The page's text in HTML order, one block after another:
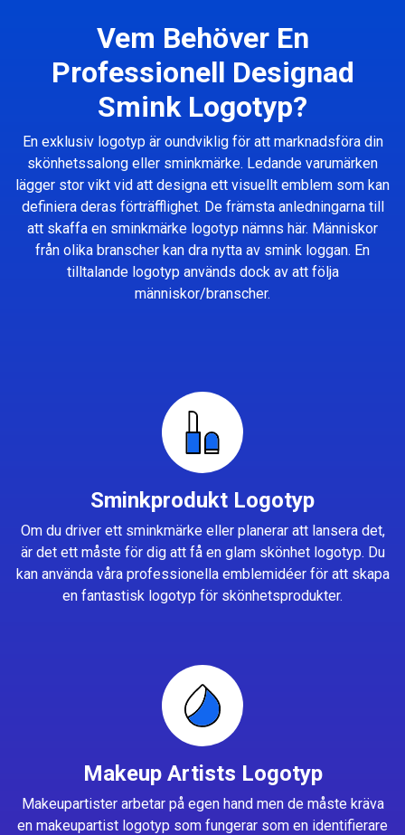
Vem Behöver En
Professionell Designad
Smink Logotyp?
En exklusiv logotyp är oundviklig för att marknadsföra din
skönhetssalong eller sminkmärke. Ledande varumärken
lägger stor vikt vid att designa ett visuellt emblem som kan
definiera deras förträfflighet. De främsta anledningarna till
att skaffa en sminkmärke logotyp nämns här. Människor
från olika branscher kan dra nytta av smink loggan. En
tilltalande logotyp används dock av att följa
människor/branscher.
Sminkprodukt Logotyp
Om du driver ett sminkmärke eller planerar att lansera det,
är det ett måste för dig att få en glam skönhet logotyp. Du
kan använda våra professionella emblemidéer för att skapa
en fantastisk logotyp för skönhetsprodukter.
Makeup Artists Logotyp
Makeupartister arbetar på egen hand men de måste kräva
en makeupartist logotyp som fungerar som en identifierare